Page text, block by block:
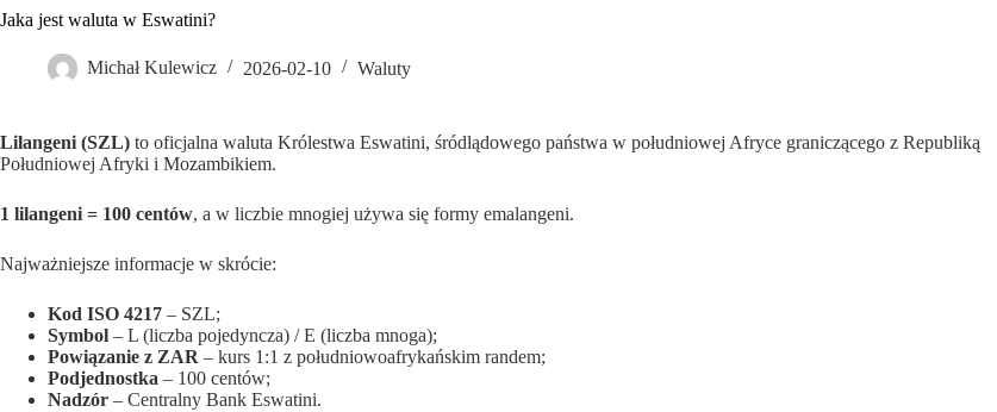
Jaka jest waluta w Eswatini?
Michał Kulewicz 2026-02-10 Waluty
Lilangeni (SZL) to oficjalna waluta Królestwa Eswatini, śródlądowego państwa w południowej Afryce graniczącego z Republiką
Południowej Afryki i Mozambikiem.
1 lilangeni = 100 centów, a w liczbie mnogiej używa się formy emalangeni.
Najważniejsze informacje w skrócie:
Kod ISO 4217 – SZL;
Symbol – L (liczba pojedyncza) / E (liczba mnoga);
Powiązanie z ZAR – kurs 1:1 z południowoafrykańskim randem;
Podjednostka – 100 centów;
Nadzór – Centralny Bank Eswatini.